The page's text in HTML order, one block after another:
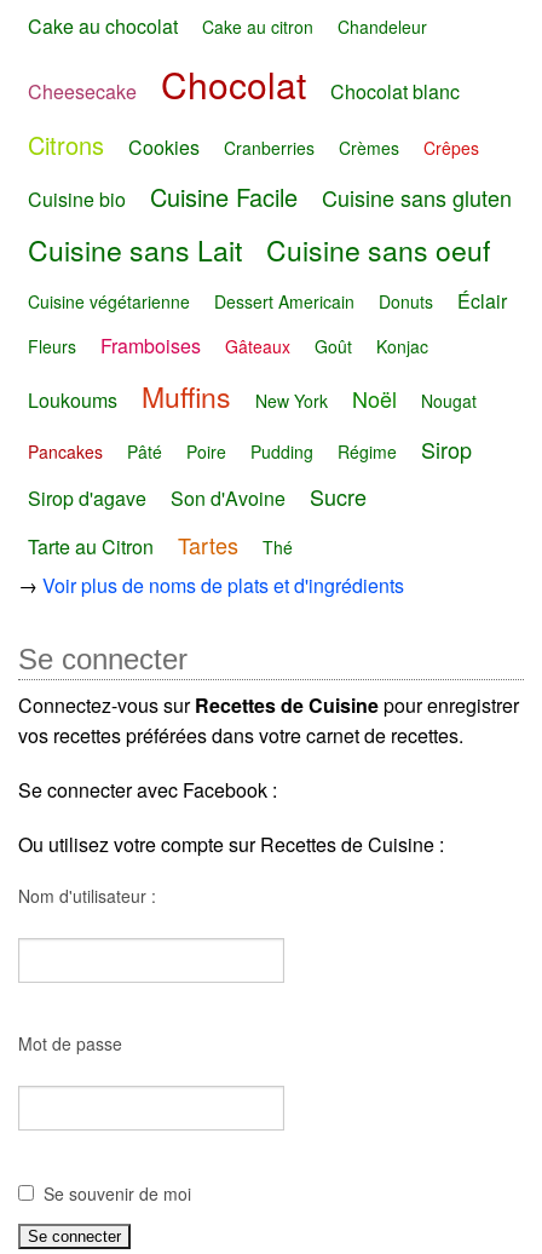
Cake au chocolat Cake au citron Chandeleur
Cheesecake Chocolat Chocolat blanc
Citrons Cookies Cranberries Crèmes Crêpes
Cuisine bio Cuisine Facile Cuisine sans gluten
Cuisine sans Lait Cuisine sans oeuf
Cuisine végétarienne Dessert Americain Donuts Éclair
Fleurs Framboises Gâteaux Goût Konjac
Loukoums Muffins New York Noël Nougat
Pancakes Pâté Poire Pudding Régime Sirop
Sirop d'agave Son d'Avoine Sucre
Tarte au Citron Tartes Thé
→ Voir plus de noms de plats et d'ingrédients
Se connecter
Connectez-vous surRecettes de Cuisinepour enregistrer
vos recettes préférées dans votre carnet de recettes.
Se connecter avec Facebook :
Ou utilisez votre compte sur Recettes de Cuisine :
Nom d'utilisateur :
Mot de passe
Se souvenir de moi